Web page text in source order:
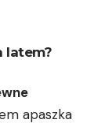
latem?
apaszka